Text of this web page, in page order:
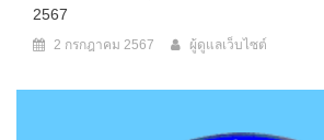
2567
2 กรกฎาคม 2567 ผู้ดูแลเว็บไซต์